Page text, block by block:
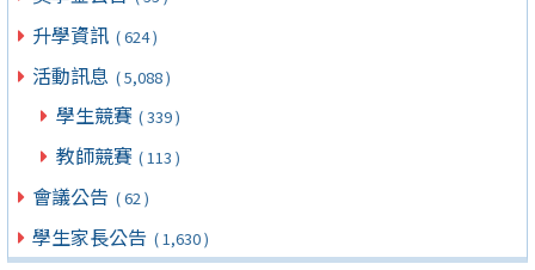
升學資訊 ( 624 )
活動訊息 ( 5,088 )
學生競賽 ( 339 )
教師競賽 ( 113 )
會議公告 ( 62 )
學生家長公告 ( 1,630 )